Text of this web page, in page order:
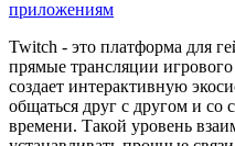
приложениям
Twitch - это платформа для
прямые трансляции
создает интерактивную
общаться друг с другом и со
времени. Такой уровень